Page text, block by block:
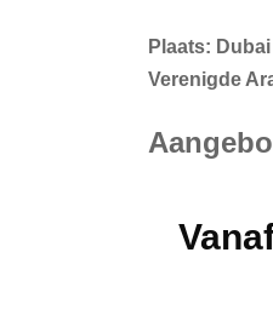
Plaats: Dubai
Verenigde